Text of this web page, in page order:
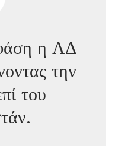
η ΛΔ
την
του